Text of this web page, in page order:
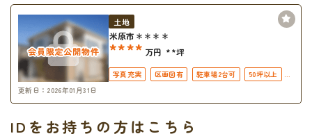
更新日：2026年01月31日
土地
米原市＊＊＊＊
**** 万円 **坪
写真充実 区画図有 駐車場2台可
50坪以上
IDをお持ちの方はこちら